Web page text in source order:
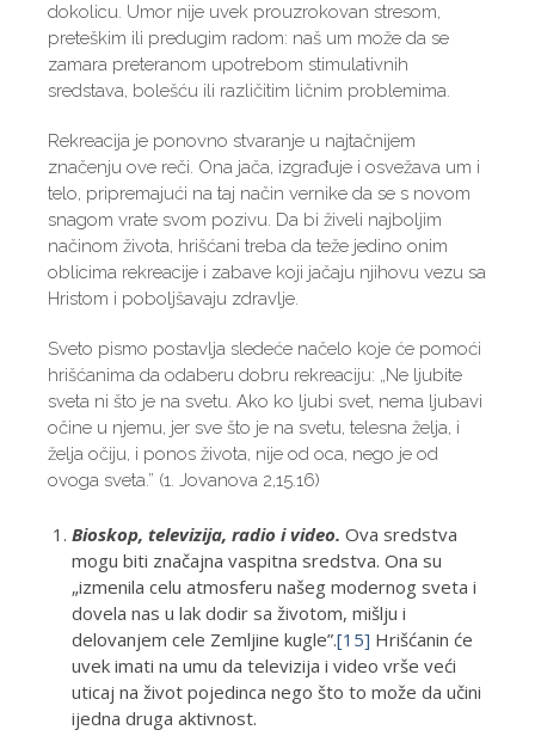
dokolicu. Umor nije uvek prouzrokovan stresom,
preteškim ili predugim radom: naš um može da se
zamara preteranom upotrebom stimulativnih
sredstava, bolešću ili različitim ličnim problemima.
Rekreacija je ponovno stvaranje u najtačnijem
značenju ove reči. Ona jača, izgrađuje i osvežava um i
telo, pripremajući na taj način vernike da se s novom
snagom vrate svom pozivu. Da bi živeli najboljim
načinom života, hrišćani treba da teže jedino onim
oblicima rekreacije i zabave koji jačaju njihovu vezu sa
Hristom i poboljšavaju zdravlje.
Sveto pismo postavlja sledeće načelo koje će pomoći
hrišćanima da odaberu dobru rekreaciju: „Ne ljubite
sveta ni što je na svetu. Ako ko ljubi svet, nema ljubavi
očine u njemu, jer sve što je na svetu, telesna želja, i
želja očiju, i ponos života, nije od oca, nego je od
ovoga sveta.” (1. Jovanova 2,15.16)
Bioskop, televizija, radio i video. Ova sredstva
mogu biti značajna vaspitna sredstva. Ona su
„izmenila celu atmosferu našeg modernog sveta i
dovela nas u lak dodir sa životom, mišlju i
delovanjem cele Zemljine kugle”.[15] Hrišćanin će
uvek imati na umu da televizija i video vrše veći
uticaj na život pojedinca nego što to može da učini
ijedna druga aktivnost.